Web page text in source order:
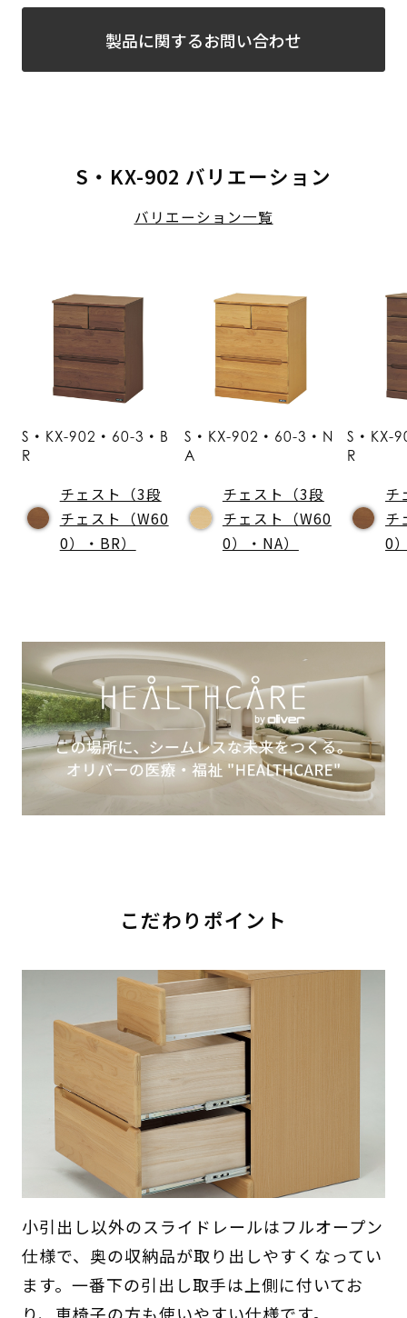
製品に関するお問い合わせ
S・KX-902 バリエーション
バリエーション一覧
S・KX-902・60-3・B
R
チェスト（3段
チェスト（W60
0）・BR）
S・KX-902・60-3・N
A
チェスト（3段
チェスト（W60
0）・NA）
S・KX-
R
チ
チ
0
こだわりポイント
小引出し以外のスライドレールはフルオープン
仕様で、奥の収納品が取り出しやすくなってい
ます。一番下の引出し取手は上側に付いてお
り、車椅子の方も使いやすい仕様です。